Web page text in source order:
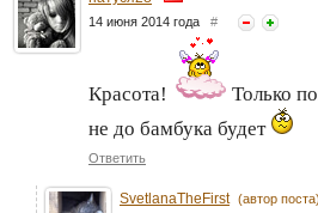
14 июня 2014 года #
Красота!
Только
не до бамбука будет
Ответить
SvetlanaTheFirst (автор поста)